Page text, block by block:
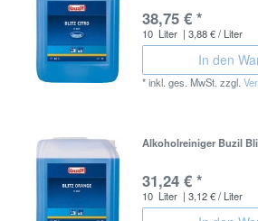
38,75 € *
10 Liter | 3,88 € / Liter
In den
*inkl. ges. MwSt. zzgl.
Alkoholreiniger Buzil
31,24 € *
10 Liter | 3,12 € / Liter